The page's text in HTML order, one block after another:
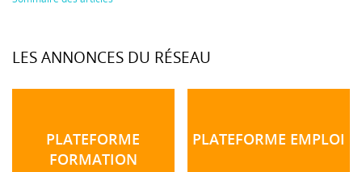
LES ANNONCES DU RÉSEAU
PLATEFORME
FORMATION
PLATEFORME EMPLOI